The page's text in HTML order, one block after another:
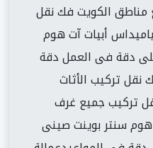
مناطق الكويت فك نقل
أبيات آت هوم
دقة فى العمل دقة
نقل تركيب الأثاث
تركيب جميع غرف
هوم سنتر بوينت صينى